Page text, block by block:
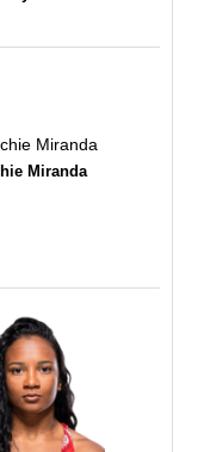
Miranda